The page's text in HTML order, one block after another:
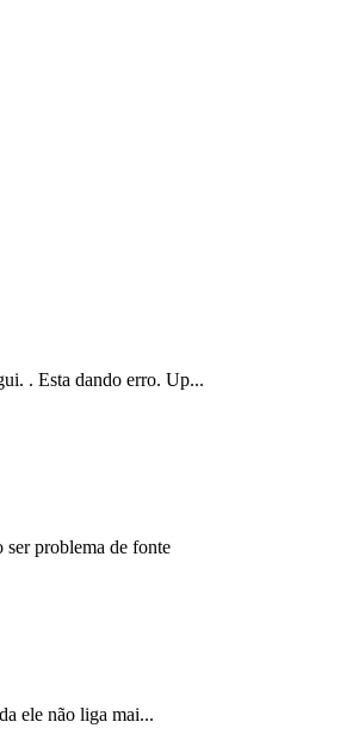
. Esta dando erro. Up...
ser problema de fonte
ele não liga mai...